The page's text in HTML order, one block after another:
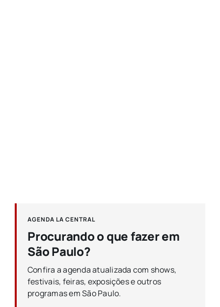
AGENDA LA CENTRAL
Procurando o que fazer em
São Paulo?
Confira a agenda atualizada com shows,
festivais, feiras, exposições e outros
programas em São Paulo.